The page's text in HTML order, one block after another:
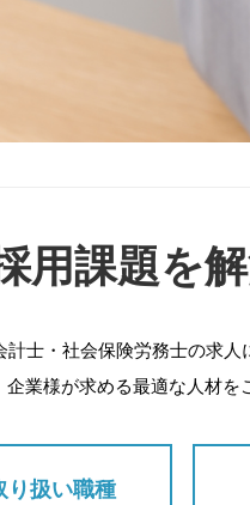
課題を解
士・社会保険労務士の求人
業様が求める最適な人材を
り扱い職種